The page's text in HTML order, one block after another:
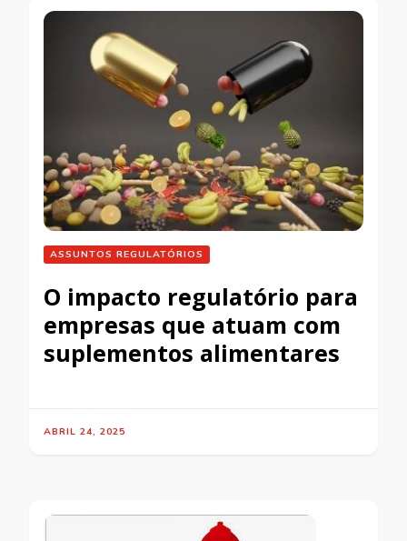
ASSUNTOS REGULATÓRIOS
O impacto regulatório para
empresas que atuam com
suplementos alimentares
ABRIL 24, 2025